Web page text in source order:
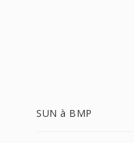
SUN à BMP